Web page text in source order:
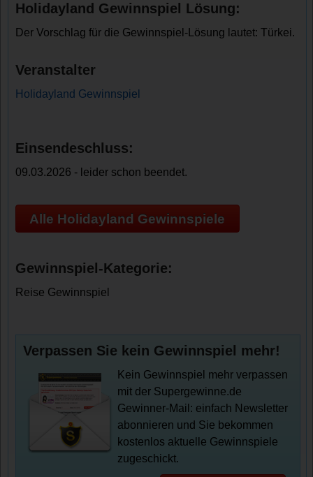
Holidayland Gewinnspiel Lösung:
Der Vorschlag für die Gewinnspiel-Lösung lautet: Türkei.
Veranstalter
Holidayland Gewinnspiel
Einsendeschluss:
09.03.2026 - leider schon beendet.
Alle Holidayland Gewinnspiele
Gewinnspiel-Kategorie:
Reise Gewinnspiel
Verpassen Sie kein Gewinnspiel mehr!
Kein Gewinnspiel mehr verpassen
mit der Supergewinne.de
Gewinner-Mail: einfach Newsletter
abonnieren und Sie bekommen
kostenlos aktuelle Gewinnspiele
zugeschickt.